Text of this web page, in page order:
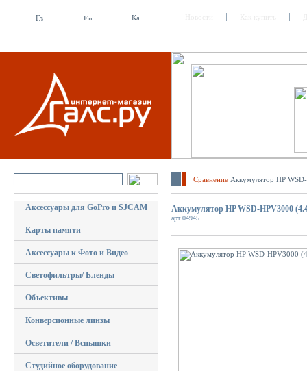
Сравнение Аккумулятор HP
Аксессуары для GoPro и SJCAM
Карты памяти
Аксессуары к Фото и Видео
Светофильтры/ Бленды
Объективы
Конверсионные линзы
Осветители / Вспышки
Студийное оборудование
Аккумулятор HP WSD-HPV3000
арт 04945